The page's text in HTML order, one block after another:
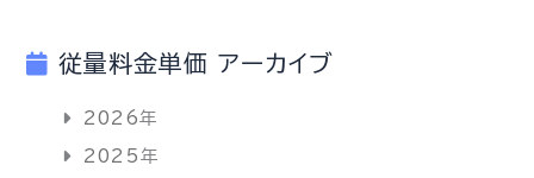
従量料金単価 アーカイブ
2026年
2025 年